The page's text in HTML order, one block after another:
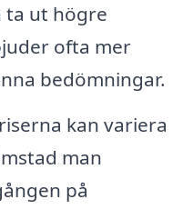
ta ut högre
ofta mer
bedömningar.
kan variera
man
på